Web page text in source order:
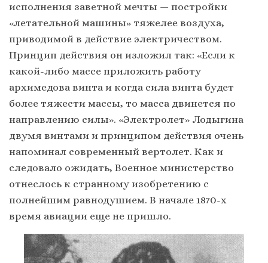
исполнения заветной мечты — постройки
«летательной машины» тяжелее воздуха,
приводимой в действие электричеством.
Принцип действия он изложил так: «Если к
какой-либо массе приложить работу
архимедова винта и когда сила винта будет
более тяжести массы, то масса двинется по
направлению силы». «Электролет» Лодыгина
двумя винтами и принципом действия очень
напоминал современный вертолет. Как и
следовало ожидать, Военное министерство
отнеслось к странному изобретению с
полнейшим равнодушием. В начале 1870-х
время авиации еще не пришло.